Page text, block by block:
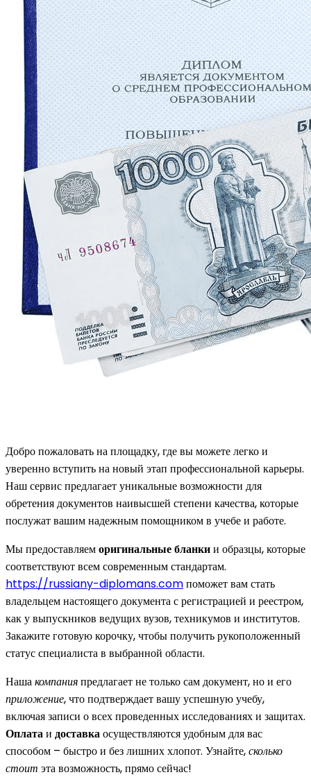
Добро пожаловать на площадку, где вы можете легко и
уверенно вступить на новый этап профессиональной карьеры.
Наш сервис предлагает уникальные возможности для
обретения документов наивысшей степени качества, которые
послужат вашим надежным помощником в учебе и работе.
Мы предоставляеморигинальные бланкии образцы, которые
соответствуют всем современным стандартам.
https://russiany-diplomans.comпоможет вам стать
владельцем настоящего документа с регистрацией и реестром,
как у выпускников ведущих вузов, техникумов и институтов.
Закажите готовую корочку, чтобы получить рукоположенный
статус специалиста в выбранной области.
Нашакомпанияпредлагает не только сам документ, но и его
приложение, что подтверждает вашу успешную учебу,
включая записи о всех проведенных исследованиях и защитах.
Оплатаи доставкаосуществляются удобным для вас
способом – быстро и без лишних хлопот. Узнайте,сколько
стоит эта возможность, прямо сейчас!